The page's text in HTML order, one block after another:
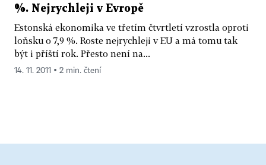
%. Nejrychleji v Evropě
Estonská ekonomika ve třetím čtvrtletí vzrostla oproti
loňsku o 7,9 %. Roste nejrychleji v EU a má tomu tak
být i příští rok. Přesto není na...
14. 11. 2011 ▪ 2 min. čtení